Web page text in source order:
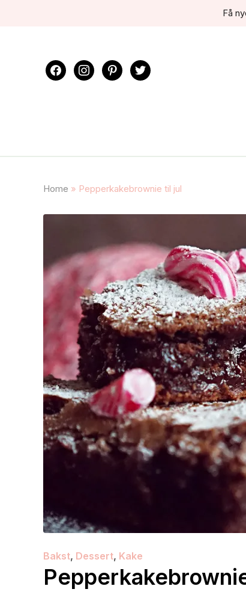
facebookinstagrampinterest
twitter
Home » Pepperkakebrownie til jul
Bakst, Dessert, Kake
Få